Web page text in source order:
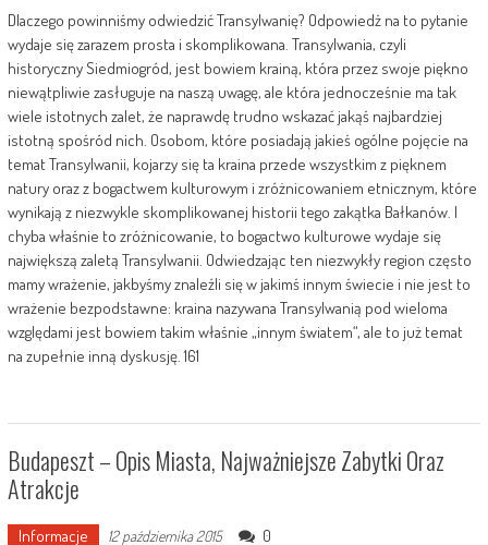
Dlaczego powinniśmy odwiedzić Transylwanię? Odpowiedź na to pytanie
wydaje się zarazem prosta i skomplikowana. Transylwania, czyli
historyczny Siedmiogród, jest bowiem krainą, która przez swoje piękno
niewątpliwie zasługuje na naszą uwagę, ale która jednocześnie ma tak
wiele istotnych zalet, że naprawdę trudno wskazać jakąś najbardziej
istotną spośród nich. Osobom, które posiadają jakieś ogólne pojęcie na
temat Transylwanii, kojarzy się ta kraina przede wszystkim z pięknem
natury oraz z bogactwem kulturowym i zróżnicowaniem etnicznym, które
wynikają z niezwykle skomplikowanej historii tego zakątka Bałkanów. I
chyba właśnie to zróżnicowanie, to bogactwo kulturowe wydaje się
największą zaletą Transylwanii. Odwiedzając ten niezwykły region często
mamy wrażenie, jakbyśmy znaleźli się w jakimś innym świecie i nie jest to
wrażenie bezpodstawne: kraina nazywana Transylwanią pod wieloma
względami jest bowiem takim właśnie „innym światem“, ale to już temat
na zupełnie inną dyskusję. 161
Budapeszt – Opis Miasta, Najważniejsze Zabytki Oraz
Atrakcje
Informacje 12 października 2015 0